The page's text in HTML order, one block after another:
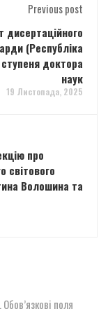
Previous post
дисертаційного
(Республіка
доктора
наук
19 Листопада, 2025
про
світового
Волошина та
Обов’язкові поля